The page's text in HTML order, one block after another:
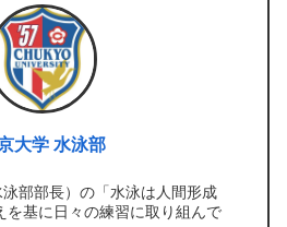
大学 水泳部
部部長）の「水泳は人間形成
を基に日々の練習に取り組んで